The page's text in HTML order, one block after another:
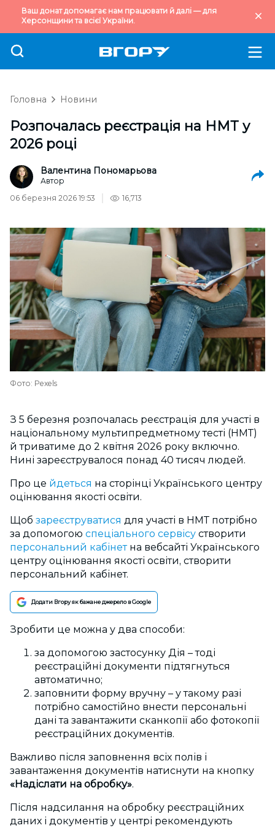
Ваш донат допомагає нам працювати й далі — для
Херсонщини та всієї України.
Головна Новини
Розпочалась реєстрація на НМТ у
2026 році
Валентина Пономарьова
Автор
06 березня 2026 19:53
16,713
Фото: Pexels
З 5 березня розпочалась реєстрація для участі в
національному мультипредметному тесті (НМТ)
й триватиме до 2 квітня 2026 року включно.
Нині зареєструвалося понад 40 тисяч людей.
Про це йдеться на сторінці Українського центру
оцінювання якості освіти.
Щоб зареєструватися для участі в НМТ потрібно
за допомогою спеціального сервісу створити
персональний кабінетна вебсайті Українського
центру оцінювання якості освіти, створити
персональний кабінет.
Додати Вгору як бажане джерело в Google
Зробити це можна у два способи:
за допомогою застосунку Дія – тоді
реєстраційні документи підтягнуться
автоматично;
заповнити форму вручну – у такому разі
потрібно самостійно внести персональні
дані та завантажити сканкопії або фотокопії
реєстраційних документів.
Важливо після заповнення всіх полів і
завантаження документів натиснути на кнопку
«Надіслати на обробку».
Після надсилання на обробку реєстраційних
даних і документів у центрі рекомендують